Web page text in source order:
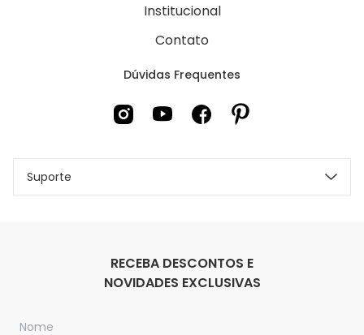
Institucional
Contato
Dúvidas Frequentes
Suporte
RECEBA DESCONTOS E
NOVIDADES EXCLUSIVAS